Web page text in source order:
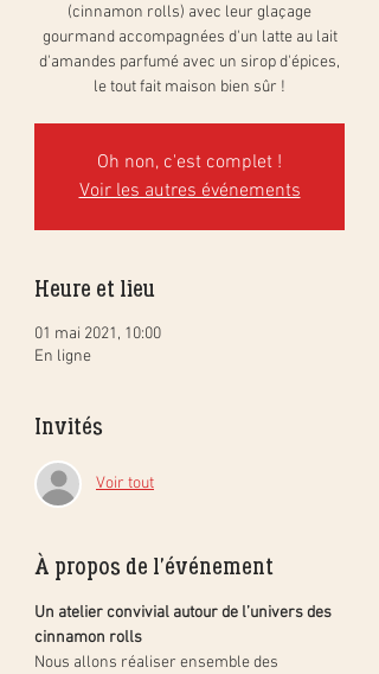
(cinnamon rolls) avec leur glaçage
gourmand accompagnées d'un latte au lait
d'amandes parfumé avec un sirop d'épices,
le tout fait maison bien sûr !
Oh non, c'est complet !
Voir les autres événements
Heure et lieu
01 mai 2021, 10:00
En ligne
Invités
Voir tout
À propos de l'événement
Un atelier convivial autour de l’univers des
cinnamon rolls
Nous allons réaliser ensemble des